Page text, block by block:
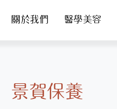
關於我們 醫學美容
景賀保養